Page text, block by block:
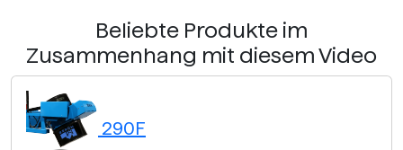
Beliebte Produkte im
Zusammenhang mit diesem Video
290F